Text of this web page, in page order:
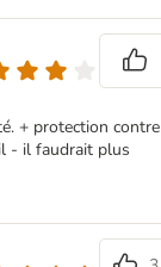
+ protection contre
- il faudrait plus